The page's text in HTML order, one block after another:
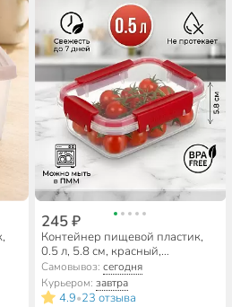
245 ₽
Контейнер пищевой пластик,
0.5 л, 5.8 см, красный,
герметичный, Полимербыт,
Butterfly Bright, 437815900
Самовывоз: сегодня
Курьером: завтра
4.9•23 отзыва